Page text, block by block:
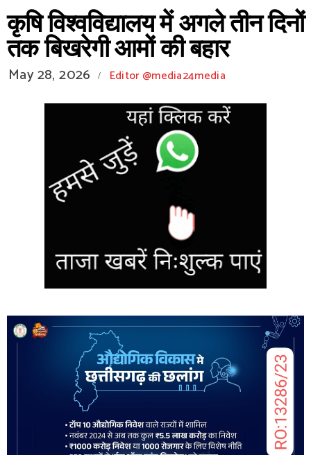
कृषि विश्वविद्यालय में अगले तीन दिनों
तक बिखरेगी आमों की बहार
May 28, 2026 / Editor @media24media